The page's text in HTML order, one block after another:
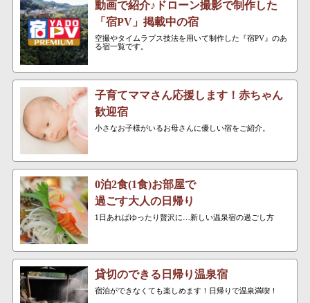
動画で紹介♪ドローン撮影で制作した
「宿PV」掲載中の宿
空撮やタイムラプス技法を用いて制作した『宿PV』のあ
る宿一覧です。
子育てママさん応援します！赤ちゃん
歓迎宿
小さなお子様がいるお母さんに優しい宿をご紹介。
0泊2食(1食)お部屋で
過ごす大人の日帰り
1日あればゆったり贅沢に…新しい温泉宿の過ごし方
貸切のできる日帰り温泉宿
宿泊ができなくても楽しめます！日帰りで温泉満喫！